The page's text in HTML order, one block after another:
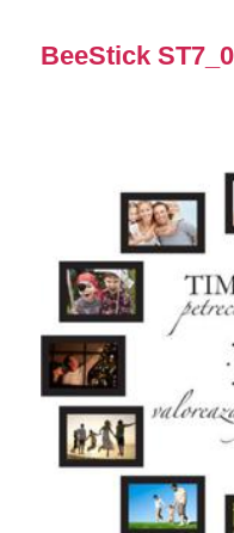
BeeStick